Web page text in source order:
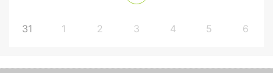
31 1 2 3 4 5 6